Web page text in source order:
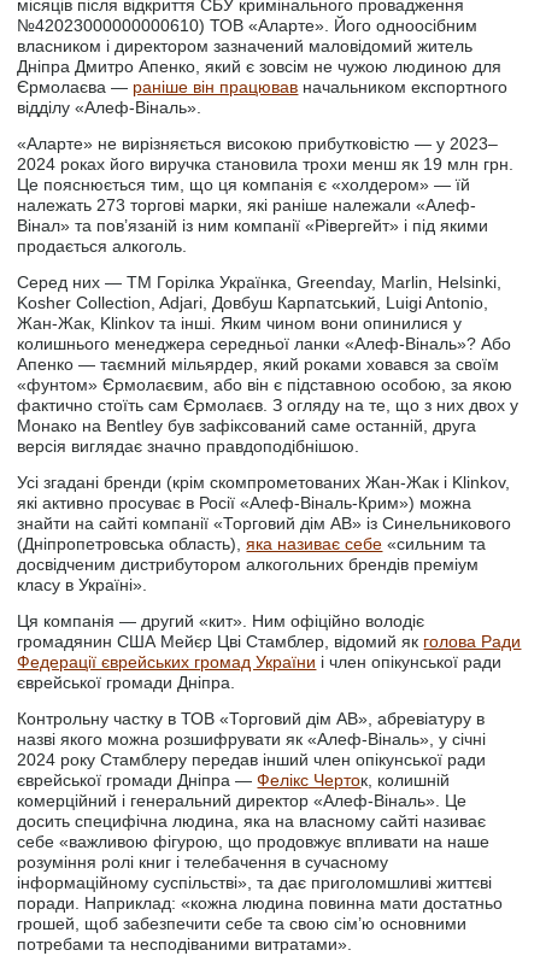
місяців після відкриття СБУ кримінального провадження
№42023000000000610) ТОВ «Аларте». Його одноосібним
власником і директором зазначений маловідомий житель
Дніпра Дмитро Апенко, який є зовсім не чужою людиною для
Єрмолаєва — раніше він працював начальником експортного
відділу «Алеф-Віналь».
«Аларте» не вирізняється високою прибутковістю — у 2023–
2024 роках його виручка становила трохи менш як 19 млн грн.
Це пояснюється тим, що ця компанія є «холдером» — їй
належать 273 торгові марки, які раніше належали «Алеф-
Вінал» та пов’язаній із ним компанії «Рівергейт» і під якими
продається алкоголь.
Серед них — ТМ Горілка Українка, Greenday, Marlin, Helsinki,
Kosher Collection, Adjari, Довбуш Карпатський, Luigi Antonio,
Жан-Жак, Klinkov та інші. Яким чином вони опинилися у
колишнього менеджера середньої ланки «Алеф-Віналь»? Або
Апенко — таємний мільярдер, який роками ховався за своїм
«фунтом» Єрмолаєвим, або він є підставною особою, за якою
фактично стоїть сам Єрмолаєв. З огляду на те, що з них двох у
Монако на Bentley був зафіксований саме останній, друга
версія виглядає значно правдоподібнішою.
Усі згадані бренди (крім скомпрометованих Жан-Жак і Klinkov,
які активно просуває в Росії «Алеф-Віналь-Крим») можна
знайти на сайті компанії «Торговий дім АВ» із Синельникового
(Дніпропетровська область),яка називає себе «сильним та
досвідченим дистрибутором алкогольних брендів преміум
класу в Україні».
Ця компанія — другий «кит». Ним офіційно володіє
громадянин США Мейєр Цві Стамблер, відомий як голова Ради
Федерації єврейських громад України і член опікунської ради
єврейської громади Дніпра.
Контрольну частку в ТОВ «Торговий дім АВ», абревіатуру в
назві якого можна розшифрувати як «Алеф-Віналь», у січні
2024 року Стамблеру передав інший член опікунської ради
єврейської громади Дніпра —Фелікс Черток, колишній
комерційний і генеральний директор «Алеф-Віналь». Це
досить специфічна людина, яка на власному сайті називає
себе «важливою фігурою, що продовжує впливати на наше
розуміння ролі книг і телебачення в сучасному
інформаційному суспільстві», та дає приголомшливі життєві
поради. Наприклад: «кожна людина повинна мати достатньо
грошей, щоб забезпечити себе та свою сім’ю основними
потребами та несподіваними витратами».